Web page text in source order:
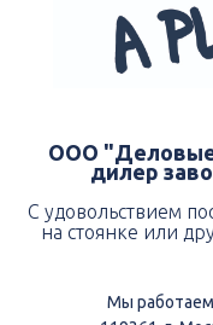
ООО
дилер
С удовольствием
на стоянке или
Мы работаем